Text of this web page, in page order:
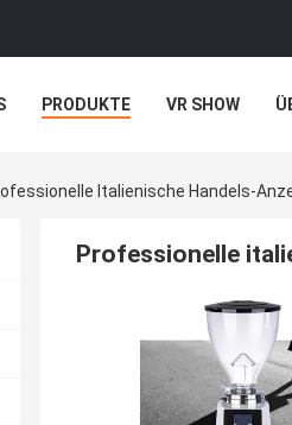
PRODUKTE VR SHOW
Italienische Handels-
Professionelle